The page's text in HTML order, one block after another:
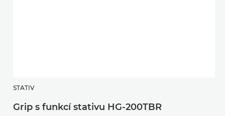
STATIV
Grip s funkcí stativu HG-200TBR